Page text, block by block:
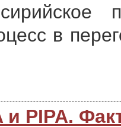
в
и PIPA.